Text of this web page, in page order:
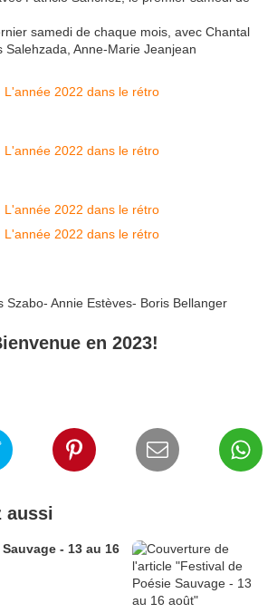
samedi de chaque mois, avec Chantal
Salehzada, Anne-Marie Jeanjean
Szabo- Annie Estèves- Boris Bellanger
en 2023!
aussi
- 13 au 16